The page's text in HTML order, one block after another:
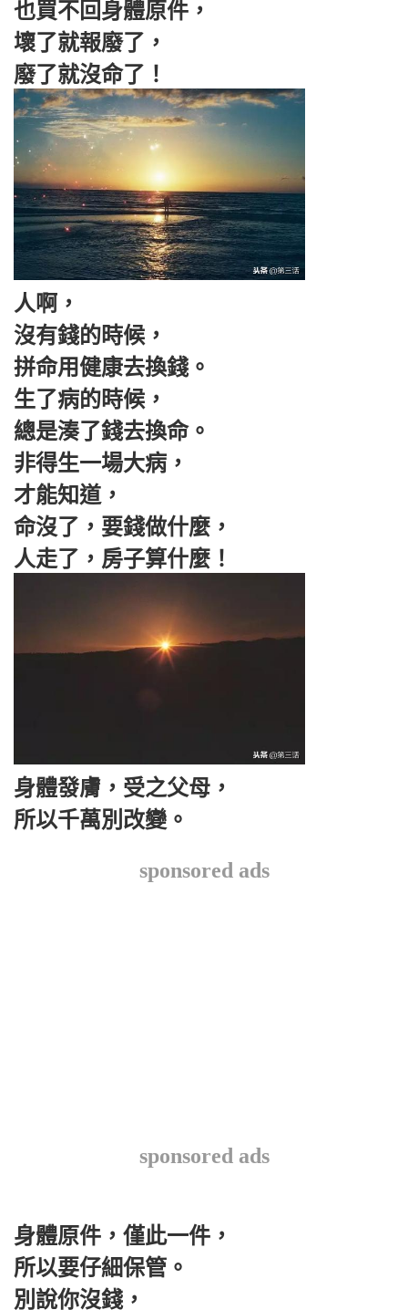
也買不回身體原件，
壞了就報廢了，
廢了就沒命了！
人啊，
沒有錢的時候，
拼命用健康去換錢。
生了病的時候，
總是湊了錢去換命。
非得生一場大病，
才能知道，
命沒了，要錢做什麼，
人走了，房子算什麼！
身體發膚，受之父母，
所以千萬別改變。
sponsored ads
sponsored ads
身體原件，僅此一件，
所以要仔細保管。
別說你沒錢，